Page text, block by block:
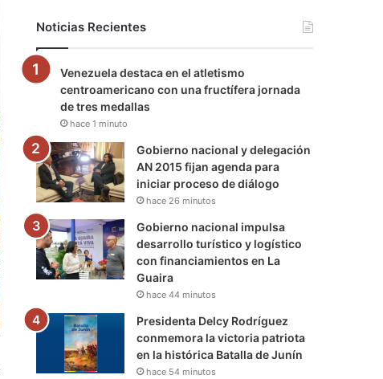
o
k
r
e
r
a
a
m
Noticias Recientes
Venezuela destaca en el atletismo
centroamericano con una fructífera jornada
de tres medallas
hace 1 minuto
Gobierno nacional y delegación
AN 2015 fijan agenda para
iniciar proceso de diálogo
hace 26 minutos
Gobierno nacional impulsa
desarrollo turístico y logístico
con financiamientos en La
Guaira
hace 44 minutos
Presidenta Delcy Rodríguez
conmemora la victoria patriota
en la histórica Batalla de Junín
hace 54 minutos